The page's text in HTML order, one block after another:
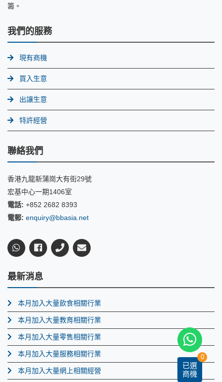
籌。
我們的服務
現有商機
買入生意
出讓生意
特許經營
聯絡我們
香港九龍新蒲崗大有街29號
宏基中心一期1406室
電話: +852 2682 8393
電郵: enquiry@bbasia.net
最新消息
本月加入大量飲食相關行業
本月加入大量教育相關行業
本月加入大量零售相關行業
本月加入大量服務相關行業
本月加入大量網上相關經營
已選
商機
0